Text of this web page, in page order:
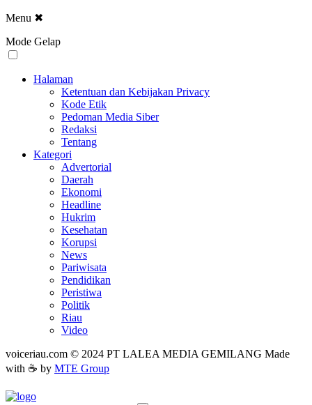
Menu ✖
Mode Gelap
Halaman
Ketentuan dan Kebijakan Privacy
Kode Etik
Pedoman Media Siber
Redaksi
Tentang
Kategori
Advertorial
Daerah
Ekonomi
Headline
Hukrim
Kesehatan
Korupsi
News
Pariwisata
Pendidikan
Peristiwa
Politik
Riau
Video
voiceriau.com © 2024 PT LALEA MEDIA GEMILANG Made
with ☕ by MTE Group